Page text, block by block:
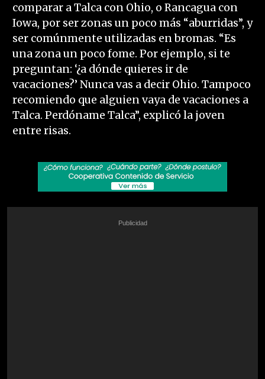
comparar a Talca con Ohio, o Rancagua con
Iowa, por ser zonas un poco más “aburridas”, y
ser comúnmente utilizadas en bromas. “Es
una zona un poco fome. Por ejemplo, si te
preguntan: ‘¿a dónde quieres ir de
vacaciones?’ Nunca vas a decir Ohio. Tampoco
recomiendo que alguien vaya de vacaciones a
Talca. Perdóname Talca”, explicó la joven
entre risas.